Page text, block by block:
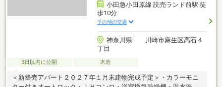
小田急小田原線 読売ランド前駅 徒
歩10分
その他の交通
神奈川県 川崎市麻生区高石４
丁目
3日以内に公開 木造
＜新築売アパート２０２７年１月末建物完成予定＞・カラーモニ